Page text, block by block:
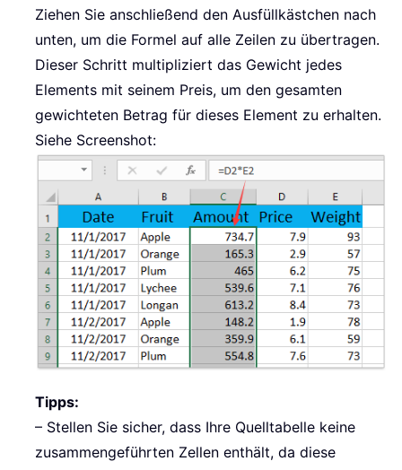
Ziehen Sie anschließend den Ausfüllkästchen nach
unten, um die Formel auf alle Zeilen zu übertragen.
Dieser Schritt multipliziert das Gewicht jedes
Elements mit seinem Preis, um den gesamten
gewichteten Betrag für dieses Element zu erhalten.
Siehe Screenshot:
Tipps:
– Stellen Sie sicher, dass Ihre Quelltabelle keine
zusammengeführten Zellen enthält, da diese